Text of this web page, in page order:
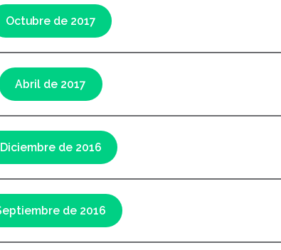
Octubre de 2017
Abril de 2017
Diciembre de 2016
de 2016